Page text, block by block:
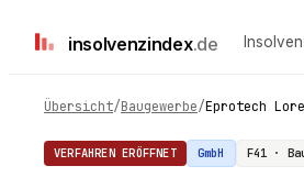
insolvenzindex.de
Übersicht/Baugewerbe/Eprotech
VERFAHREN ERÖFFNET GmbH F41 ·